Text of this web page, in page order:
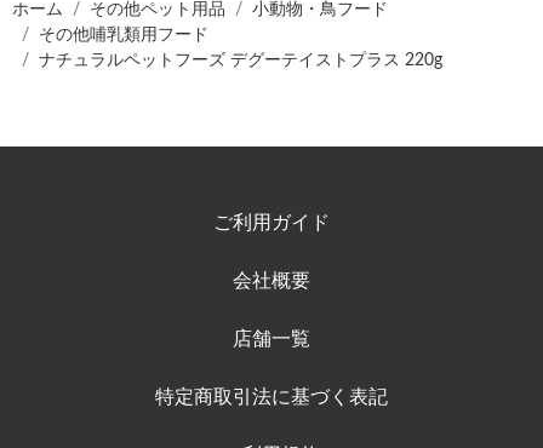
ホーム その他ペット用品
小動物・鳥フード
その他哺乳類用フード
ナチュラルペットフーズ デグーテイストプラス 220g
ご利用ガイド
会社概要
店舗一覧
特定商取引法に基づく表記